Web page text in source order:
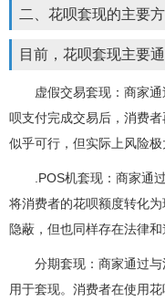
二、花呗套现的主要
目前，花呗套现主要
虚假交易套现：商家
呗支付完成交易后，消费
似乎可行，但实际上风险极
.POS机套现：商家通
将消费者的花呗额度转化
隐蔽，但也同样存在法律和
分期套现：商家通过
用于套现。消费者在使用